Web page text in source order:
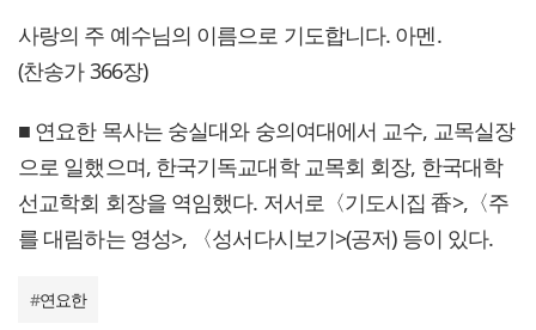
사랑의 주 예수님의 이름으로 기도합니다. 아멘.
(찬송가 366장)
■ 연요한 목사는 숭실대와 숭의여대에서 교수, 교목실장
으로 일했으며, 한국기독교대학 교목회 회장, 한국대학
선교학회 회장을 역임했다. 저서로〈기도시집 香>,〈주
를 대림하는 영성>, 〈성서다시보기>(공저) 등이 있다.
#연요한